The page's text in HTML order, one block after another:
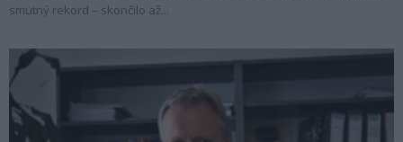
smutný rekord – skončilo až...